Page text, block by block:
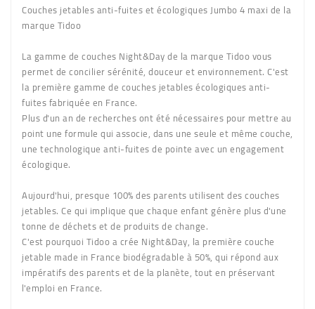
Couches jetables anti-fuites et écologiques Jumbo 4 maxi de la
marque Tidoo
La gamme de couches Night&Day de la marque Tidoo vous
permet de concilier sérénité, douceur et environnement. C'est
la première gamme de couches jetables écologiques anti-
fuites fabriquée en France.
Plus d'un an de recherches ont été nécessaires pour mettre au
point une formule qui associe, dans une seule et même couche,
une technologique anti-fuites de pointe avec un engagement
écologique.
Aujourd'hui, presque 100% des parents utilisent des couches
jetables. Ce qui implique que chaque enfant génère plus d'une
tonne de déchets et de produits de change.
C'est pourquoi Tidoo a crée Night&Day, la première couche
jetable made in France biodégradable à 50%, qui répond aux
impératifs des parents et de la planète, tout en préservant
l'emploi en France.